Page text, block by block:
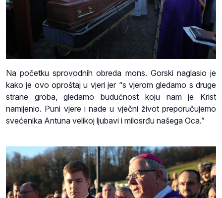
Na početku sprovodnih obreda mons. Gorski naglasio je
kako je ovo oproštaj u vjeri jer “s vjerom gledamo s druge
strane groba, gledamo budućnost koju nam je Krist
namijenio. Puni vjere i nade u vječni život preporučujemo
svećenika Antuna velikoj ljubavi i milosrđu našega Oca.”